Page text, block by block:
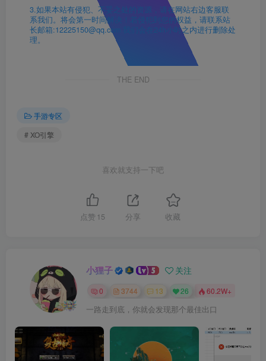
3.如果本站有侵犯、不妥之处的资源，请在网站右边客服联
系我们。将会第一时间解决！若侵犯到您的权益，请联系站
长邮箱:12225150@qq.com 我们会在24h小时之内进行删除处
理。
THE END
手游专区
# XO引擎
喜欢就支持一下吧
点赞 15 分享 收藏
小狸子 关注
0 3744 13 26 60.2W+
一路走到底，你就会发现那个最佳出口